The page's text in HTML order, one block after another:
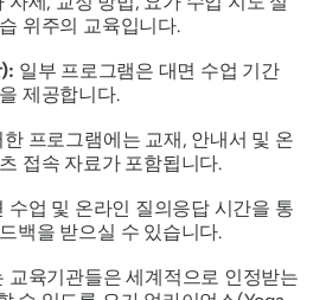
위주의 교육입니다.
일부 프로그램은 대면 수업 기간
제공합니다.
한 프로그램에는 교재, 안내서 및 온
접속 자료가 포함됩니다.
수업 및 온라인 질의응답 시간을 통
백을 받으실 수 있습니다.
교육기관들은 세계적으로 인정받는